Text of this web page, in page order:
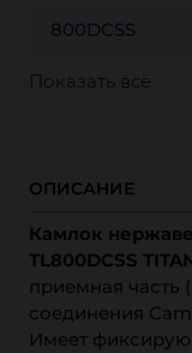
800DCSS
Показать всё
ОПИСАНИЕ
Камлок
TL800DCSS
приемная часть
соединения
Имеет